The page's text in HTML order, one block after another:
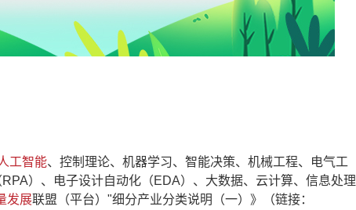
工智能、控制理论、机器学习、智能决策、机械工程、电气工
）、电子设计自动化（EDA）、大数据、云计算、信息处理
发展联盟（平台）"细分产业分类说明（一）》（链接：